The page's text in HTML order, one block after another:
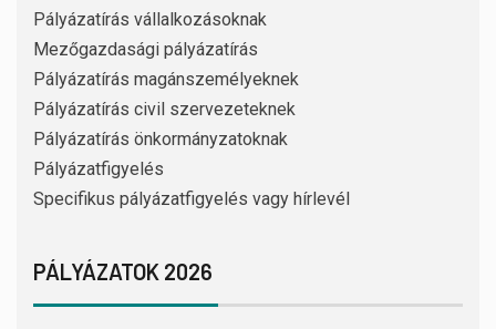
Pályázatírás vállalkozásoknak
Mezőgazdasági pályázatírás
Pályázatírás magánszemélyeknek
Pályázatírás civil szervezeteknek
Pályázatírás önkormányzatoknak
Pályázatfigyelés
Specifikus pályázatfigyelés vagy hírlevél
PÁLYÁZATOK 2026